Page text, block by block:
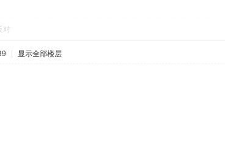
对
| 显示全部楼层